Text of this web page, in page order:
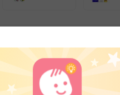
新上市